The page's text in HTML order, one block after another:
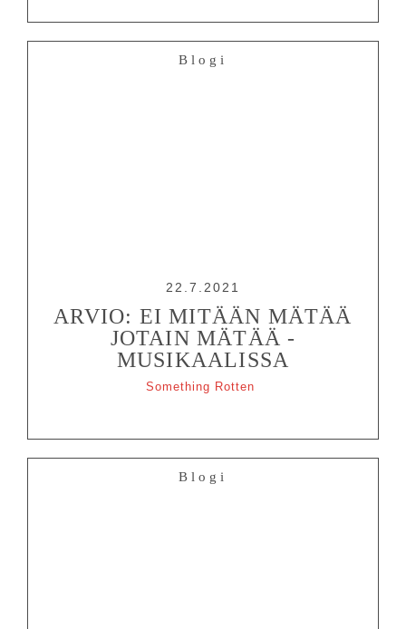
Blogi
22.7.2021
ARVIO: EI MITÄÄN MÄTÄÄ
JOTAIN MÄTÄÄ -
MUSIKAALISSA
Something Rotten
Blogi